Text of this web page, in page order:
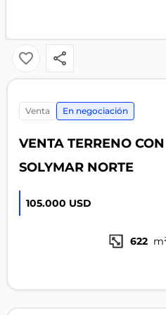
venta En negociación
VENTA TERRENO
SOLYMAR NORTE
105.000 USD
622